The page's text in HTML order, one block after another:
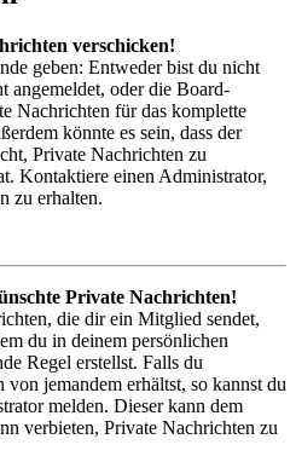
verschicken!
geben: Entweder bist du nicht
angemeldet, oder die Board-
Nachrichten für das komplette
könnte es sein, dass der
Private Nachrichten zu
Kontaktiere einen Administrator,
zu erhalten.
Private Nachrichten!
die dir ein Mitglied sendet,
du in deinem persönlichen
Regel erstellst. Falls du
von jemandem erhältst, so kannst du
melden. Dieser kann dem
verbieten, Private Nachrichten zu